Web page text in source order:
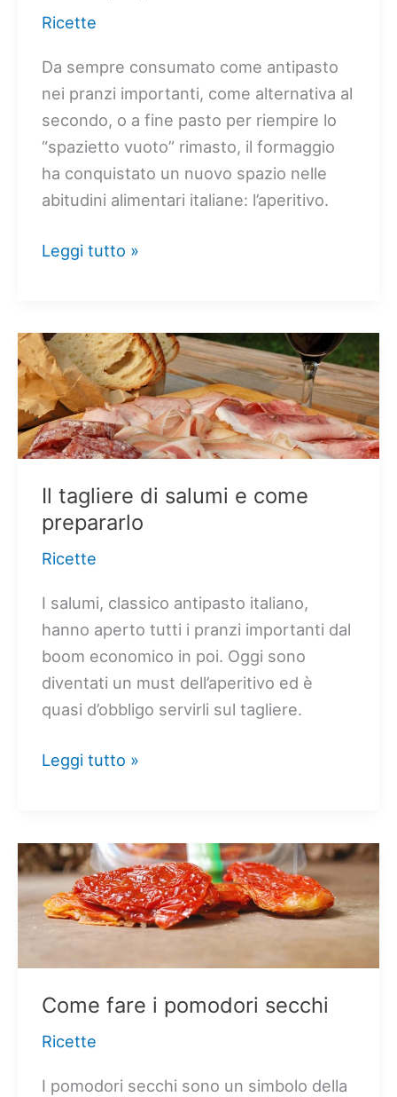
Ricette
Da sempre consumato come antipasto
nei pranzi importanti, come alternativa al
secondo, o a fine pasto per riempire lo
“spazietto vuoto” rimasto, il formaggio
ha conquistato un nuovo spazio nelle
abitudini alimentari italiane: l’aperitivo.
Tagliere
con
marmellate,
miele
o
frutta:
Come
prepararlo
Leggi tutto »
Il tagliere di salumi e come
prepararlo
Ricette
I salumi, classico antipasto italiano,
hanno aperto tutti i pranzi importanti dal
boom economico in poi. Oggi sono
diventati un must dell’aperitivo ed è
quasi d’obbligo servirli sul tagliere.
Il
salumi
e
come
prepararlo
Leggi tutto »
Come fare i pomodori secchi
Ricette
I pomodori secchi sono un simbolo della